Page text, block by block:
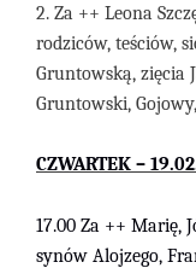
2. Za ++ Leona
rodziców, teściów,
Gruntowską, zięcia
Gruntowski,
CZWARTEK – 19.02
17.00 Za ++ Marię,
synów Alojzego,